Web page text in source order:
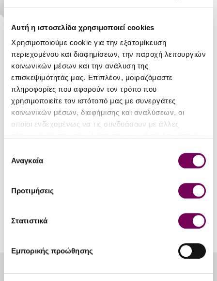
Αυτή η ιστοσελίδα χρησιμοποιεί cookies
Χρησιμοποιούμε cookie για την εξατομίκευση
περιεχομένου και διαφημίσεων, την παροχή λειτουργιών
κοινωνικών μέσων και την ανάλυση της
επισκεψιμότητάς μας. Επιπλέον, μοιραζόμαστε
πληροφορίες που αφορούν τον τρόπο που
χρησιμοποιείτε τον ιστότοπό μας με συνεργάτες
κοινωνικών μέσων, διαφήμισης και αναλύσεων, οι
οποίοι ενδεχομένως να τις συνδυάσουν με άλλες
των υπηρεσιών τους.
συγκατάθεσης
Αναγκαία
Προτιμήσεις
Στατιστικά
Εμπορικής προώθησης
Stock:In Stock
Reward Points: 18
Greece and
Grapes
ADD TO CART
3
RELATED PRODUCTS